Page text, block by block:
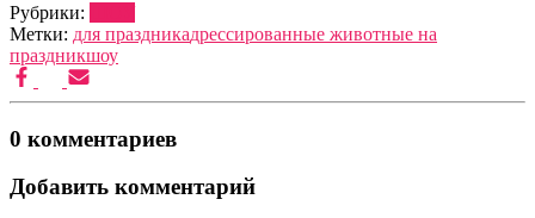
Рубрики:
Метки: для праздникадрессированные животные на
праздникшоу
0 комментариев
Добавить комментарий